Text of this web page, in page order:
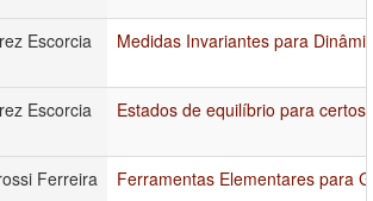
Escorcia Medidas Invariantes para
Escorcia Estados de equilíbrio para
Ferreira Ferramentas Elementares para